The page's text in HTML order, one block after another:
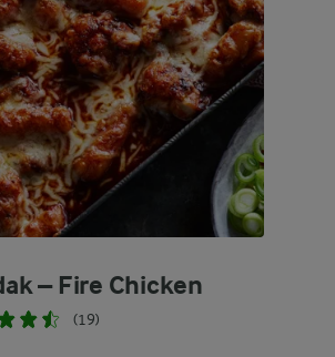
– Fire Chicken
(19)